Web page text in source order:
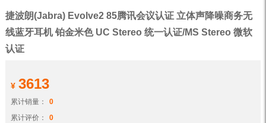
捷波朗(Jabra) Evolve2 85腾讯会议认证 立体声降噪商务无
线蓝牙耳机 铂金米色 UC Stereo 统一认证/MS Stereo 微软
认证
¥ 3613
累计销量：
0
累计评价：
0